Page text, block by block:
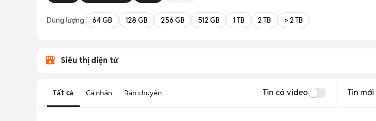
Dung lượng: 64 GB 128 GB 256 GB 512 GB 1 TB 2 TB > 2 TB
Siêu thị điện tử
Tất cả Cá nhân Bán chuyên Tin có video Tin